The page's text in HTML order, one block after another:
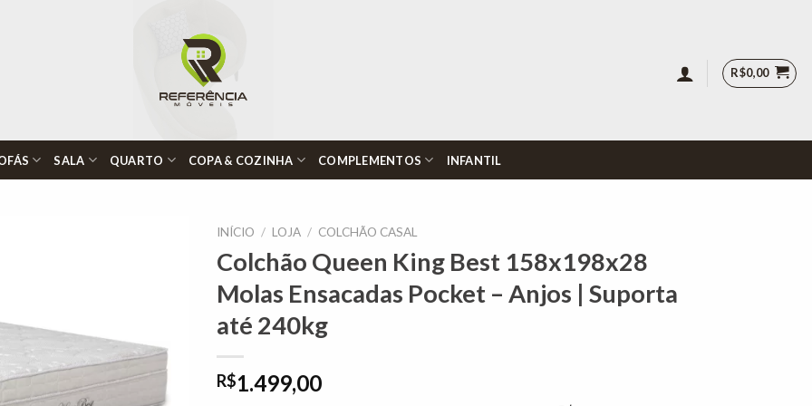
R$0,00
SALA QUARTO COPA & COZINHA COMPLEMENTOS INFANTIL
desejos"
INÍCIO / LOJA / COLCHÃO CASAL
Colchão Queen King Best 158x198x28
Molas Ensacadas Pocket – Anjos | Suporta
até 240kg
R$1.499,00